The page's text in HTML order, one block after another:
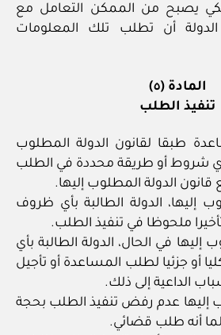
يصبح من الممكن التعامل مع
أن تطلب تلك المعلومات
المادة (٥)
تنفيذ الطلب
طبقا لقانون الدولة المطلوب
بأي شروط أو طريقة محددة في الطلب
الدولة المطلوب إليها.
إليها، الدولة الطالبة بأي ظروف
ملحوظا في تنفيذ الطلب.
إليها في الحال، الدولة الطالبة بأي
أو جزئيا لطلب المساعدة أو تأجيل
الداعية إلى ذلك.
إليها عدم رفض تنفيذ الطلب بحجة
أنه طلب قضائي.